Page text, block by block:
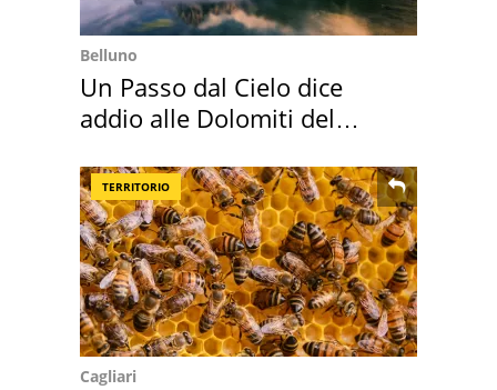
Belluno
Un Passo dal Cielo dice
addio alle Dolomiti del
TERRITORIO
Cagliari